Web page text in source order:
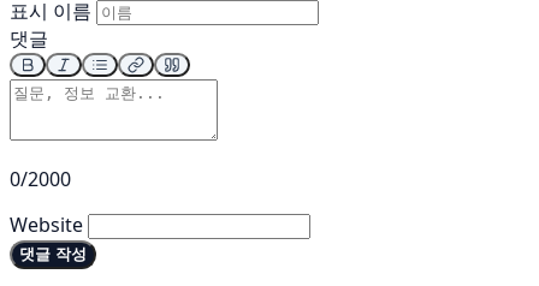
표시 이름
댓글
0/2000
Website
댓글 작성